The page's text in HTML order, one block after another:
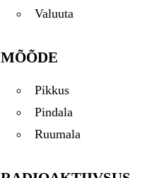
Valuuta
MÕÕDE
Pikkus
Pindala
Ruumala